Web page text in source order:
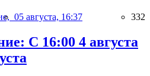
05 августа, 16:37 332
С 16:00 4 августа